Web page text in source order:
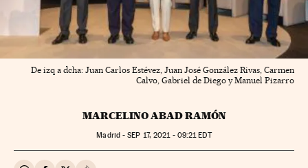
De izq a dcha: Juan Carlos Estévez, Juan José González Rivas, Carmen
Calvo, Gabriel de Diego y Manuel Pizarro
MARCELINO ABAD RAMÓN
Madrid -SEP 17, 2021 - 09:21EDT